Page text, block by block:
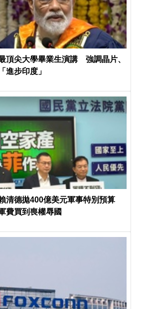
頂尖大學畢業生演講 強調晶片、
進步印度」
清德拋400億美元軍事特別預算
費買到喪權辱國